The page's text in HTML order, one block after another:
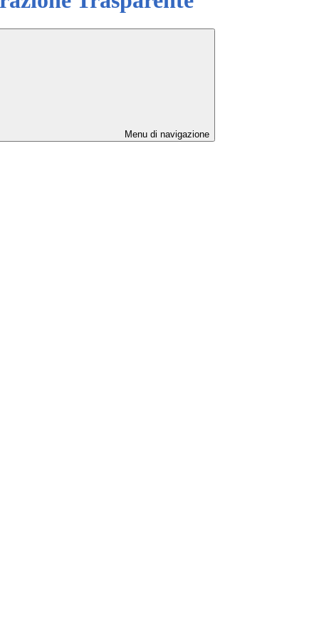
Menu di navigazione